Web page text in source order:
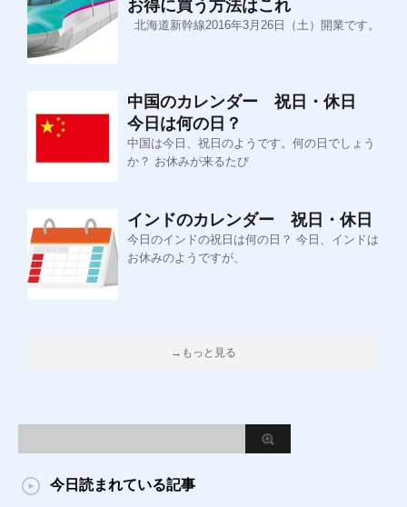
お得に買う方法はこれ
北海道新幹線2016年3月26日（土）開業です。
中国のカレンダー 祝日・休日
今日は何の日？
中国は今日、祝日のようです。何の日でしょう
か？ お休みが来るたび
インドのカレンダー 祝日・休日
今日のインドの祝日は何の日？ 今日、インドは
お休みのようですが、
→もっと見る
今日読まれている記事